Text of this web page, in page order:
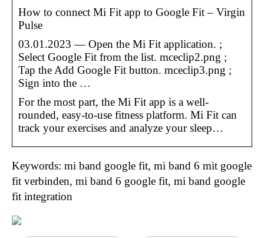
How to connect Mi Fit app to Google Fit – Virgin
Pulse
03.01.2023 — Open the Mi Fit application. ;
Select Google Fit from the list. mceclip2.png ;
Tap the Add Google Fit button. mceclip3.png ;
Sign into the …
For the most part, the Mi Fit app is a well-
rounded, easy-to-use fitness platform. Mi Fit can
track your exercises and analyze your sleep…
Keywords: mi band google fit, mi band 6 mit google
fit verbinden, mi band 6 google fit, mi band google
fit integration